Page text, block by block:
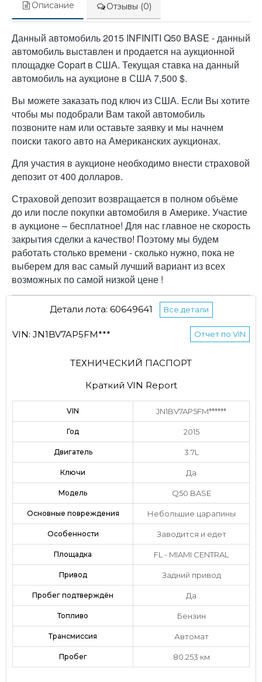
Описание Отзывы (0)
Данный автомобиль 2015 INFINITI Q50 BASE - данный
автомобиль выставлен и продается на аукционной
площадке Copart в США. Текущая ставка на данный
автомобиль на аукционе в США 7,500 $.
Вы можете заказать под ключ из США. Если Вы хотите
чтобы мы подобрали Вам такой автомобиль
позвоните нам или оставьте заявку и мы начнем
поиски такого авто на Американских аукционах.
Для участия в аукционе необходимо внести страховой
депозит от 400 долларов.
Страховой депозит возвращается в полном объёме
до или после покупки автомобиля в Америке. Участие
в аукционе – бесплатное! Для нас главное не скорость
закрытия сделки а качество! Поэтому мы будем
работать столько времени - сколько нужно, пока не
выберем для вас самый лучший вариант из всех
возможных по самой низкой цене !
Детали лота: 60649641 Все детали
VIN: JN1BV7AP5FM*** Отчет по VIN
ТЕХНИЧЕСКИЙ ПАСПОРТ
Краткий VIN Report
VIN JN1BV7AP5FM******
Год 2015
Двигатель 3.7L
Ключи Да
Модель Q50 BASE
Основные повреждения Небольшие царапины
Особенности Заводится и едет
Площадка FL - MIAMI CENTRAL
Привод Задний привод
Пробег подтверждён Да
Топливо Бензин
Трансмиссия Автомат
Пробег 80.253 км